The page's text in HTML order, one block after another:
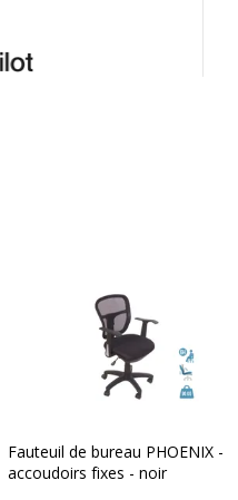
45 cm
45 cm
Fauteuil de bureau PHOENIX -
accoudoirs fixes - noir